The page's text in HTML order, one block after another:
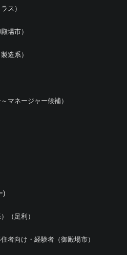
ス）
場市）
造系）
マネージャー候補）
)
（足利）
者向け・経験者（御殿場市）